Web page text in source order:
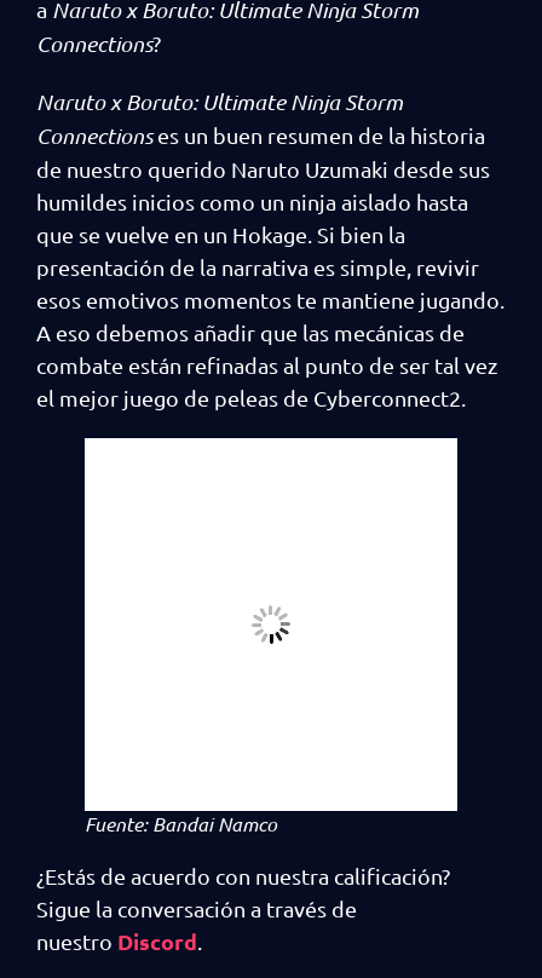
a Naruto x Boruto: Ultimate Ninja Storm
Connections?
Naruto x Boruto: Ultimate Ninja Storm
Connectionses un buen resumen de la historia
de nuestro querido Naruto Uzumaki desde sus
humildes inicios como un ninja aislado hasta
que se vuelve en un Hokage. Si bien la
presentación de la narrativa es simple, revivir
esos emotivos momentos te mantiene jugando.
A eso debemos añadir que las mecánicas de
combate están refinadas al punto de ser tal vez
el mejor juego de peleas de Cyberconnect2.
Fuente: Bandai Namco
¿Estás de acuerdo con nuestra calificación?
Sigue la conversación a través de
nuestro Discord.